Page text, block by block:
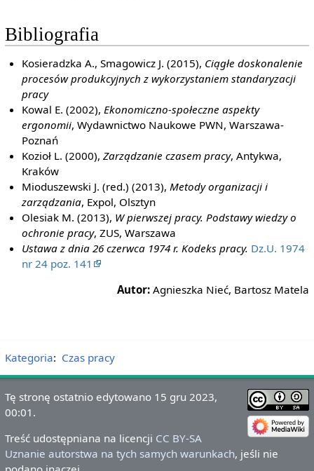
Bibliografia
Kosieradzka A., Smagowicz J. (2015), Ciągłe doskonalenie
procesów produkcyjnych z wykorzystaniem standaryzacji
pracy
Kowal E. (2002),Ekonomiczno-społeczne aspekty
ergonomii, Wydawnictwo Naukowe PWN, Warszawa-
Poznań
Kozioł L. (2000),Zarządzanie czasem pracy, Antykwa,
Kraków
Mioduszewski J. (red.) (2013),Metody organizacji i
zarządzania, Expol, Olsztyn
Olesiak M. (2013), W pierwszej pracy. Podstawy wiedzy o
ochronie pracy, ZUS, Warszawa
Ustawa z dnia 26 czerwca 1974 r. Kodeks pracy. Dz.U. 1974
nr 24 poz. 141
Autor: Agnieszka Nieć, Bartosz Matela
Kategoria: Czas pracy
Tę stronę ostatnio edytowano 15 gru 2023,
00:01.
Treść udostępniana na licencji CC BY-SA
Uznanie autorstwa na tych samych warunkach, jeśli nie